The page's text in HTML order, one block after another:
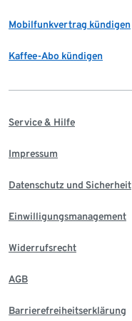
Mobilfunkvertrag kündigen
Kaffee-Abo kündigen
Service & Hilfe
Impressum
Datenschutz und Sicherheit
Einwilligungsmanagement
Widerrufsrecht
AGB
Barrierefreiheitserklärung